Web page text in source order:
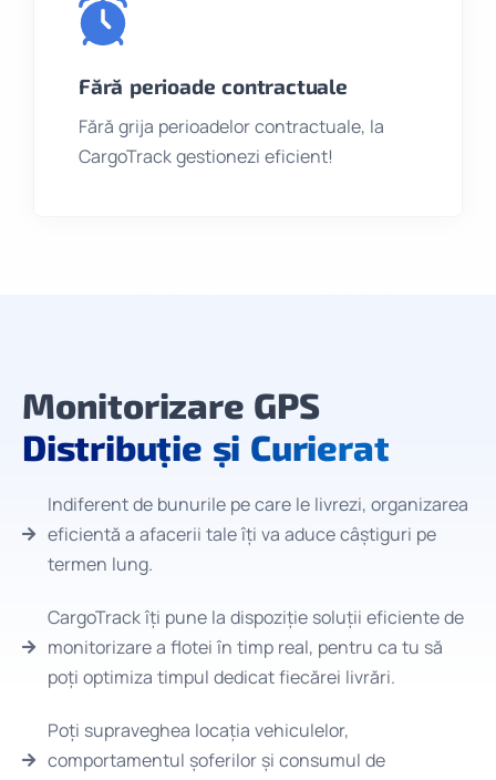
Fără perioade contractuale
Fără grija perioadelor contractuale, la
CargoTrack gestionezi eficient!
Monitorizare GPS
Distribuție și Curierat
Indiferent de bunurile pe care le livrezi, organizarea
eficientă a afacerii tale îți va aduce câștiguri pe
termen lung.
CargoTrack îți pune la dispoziție soluții eficiente de
monitorizare a flotei în timp real, pentru ca tu să
poți optimiza timpul dedicat fiecărei livrări.
Poți supraveghea locația vehiculelor,
comportamentul șoferilor și consumul de